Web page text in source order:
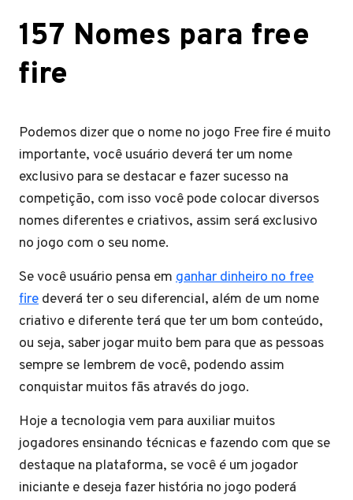
157 Nomes para free
fire
Podemos dizer que o nome no jogo Free fire é muito
importante, você usuário deverá ter um nome
exclusivo para se destacar e fazer sucesso na
competição, com isso você pode colocar diversos
nomes diferentes e criativos, assim será exclusivo
no jogo com o seu nome.
Se você usuário pensa em ganhar dinheiro no free
fire deverá ter o seu diferencial, além de um nome
criativo e diferente terá que ter um bom conteúdo,
ou seja, saber jogar muito bem para que as pessoas
sempre se lembrem de você, podendo assim
conquistar muitos fãs através do jogo.
Hoje a tecnologia vem para auxiliar muitos
jogadores ensinando técnicas e fazendo com que se
destaque na plataforma, se você é um jogador
iniciante e deseja fazer história no jogo poderá